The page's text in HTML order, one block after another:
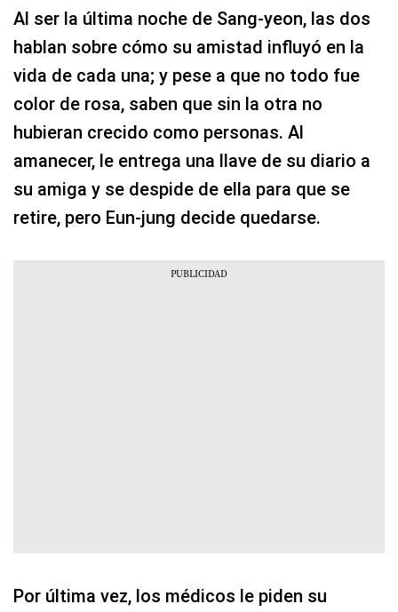
Al ser la última noche de Sang-yeon, las dos
hablan sobre cómo su amistad influyó en la
vida de cada una; y pese a que no todo fue
color de rosa, saben que sin la otra no
hubieran crecido como personas. Al
amanecer, le entrega una llave de su diario a
su amiga y se despide de ella para que se
retire, pero Eun-jung decide quedarse.
Por última vez, los médicos le piden su